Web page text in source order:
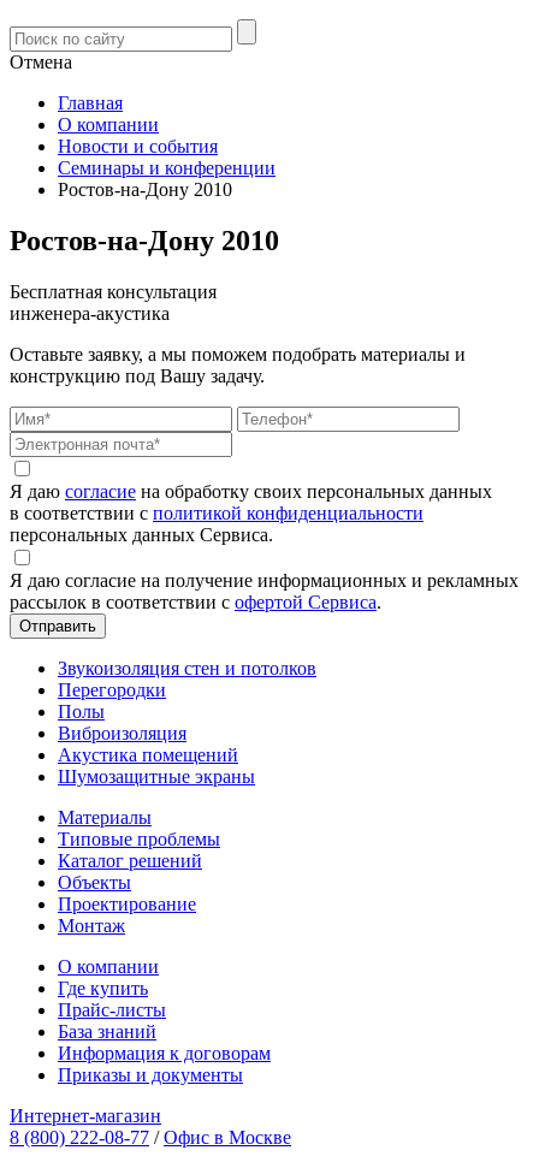
Отмена
Главная
О компании
Новости и события
Семинары и конференции
Ростов-на-Дону 2010
Ростов-на-Дону 2010
Бесплатная консультация
инженера-акустика
Оставьте заявку, а мы поможем подобрать материалы и
конструкцию под Вашу задачу.
Я даю согласие на обработку своих персональных данных
в соответствии с политикой конфиденциальности
персональных данных Сервиса.
Я даю согласие на получение информационных и рекламных
рассылок в соответствии с офертой Сервиса.
Звукоизоляция стен и потолков
Перегородки
Полы
Виброизоляция
Акустика помещений
Шумозащитные экраны
Материалы
Типовые проблемы
Каталог решений
Объекты
Проектирование
Монтаж
О компании
Где купить
Прайс-листы
База знаний
Информация к договорам
Приказы и документы
Интернет-магазин
8 (800) 222-08-77 / Офис в Москве